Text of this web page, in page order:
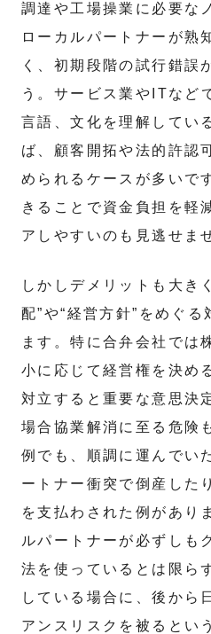
調達や工場操業に必要な
ローカルパートナーが熟
く、初期段階の試行錯誤
う。サービス業やITなど
言語、文化を理解してい
ば、顧客開拓や法的許認
められるケースが多いで
きることで資金負担を軽
アしやすいのも見逃せま
しかしデメリットも大き
配”や“経営方針”をめぐ
ます。特に合弁会社では
小に応じて経営権を決め
対立すると重要な意思決
場合協業解消に至る危険
例でも、順調に運んでい
ートナー衝突で倒産した
を支払わされた例があり
ルパートナーが必ずしも
法を使っているとは限ら
している場合に、後から
アンスリスクを被るとい